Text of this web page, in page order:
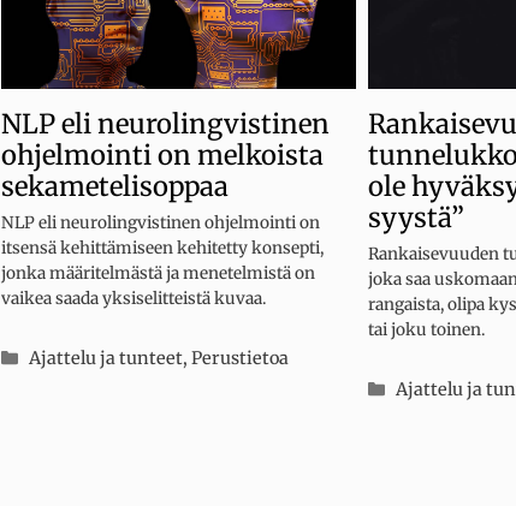
NLP eli neurolingvistinen
ohjelmointi on melkoista
sekametelisoppaa
NLP eli neurolingvistinen ohjelmointi on
itsensä kehittämiseen kehitetty konsepti,
jonka määritelmästä ja menetelmistä on
vaikea saada yksiselitteistä kuvaa.
Kategoriat
Ajattelu ja tunteet,Perustietoa
ole
syystä”
Rankaisevuuden
joka saa
rangaista, olipa
tai joku toinen.
Kategoriat
Ajattelu ja